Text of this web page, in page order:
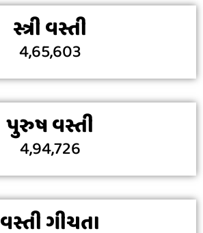
સ્ત્રી વસ્તી
4,65,603
પુરુષ વસ્તી
4,94,726
વસ્તી ગીચતા